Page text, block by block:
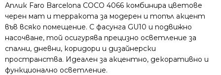
Faro
Barcelona
COCO
Black/terracotta
40663
Аплик Faro Barcelona COCO 4066 комбинира цветове
черен мат и терракота за модерен и топъл акцент
във всяко помещение. С фасунга GU10 и подвижно
насочване, той осигурява прецизно осветление за
спални, дневни, коридори и дизайнерски
пространства. Идеален за акцентно, декоративно и
функционално осветление.